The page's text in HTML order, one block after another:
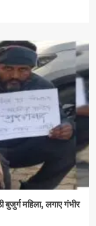
महिला, लगाए गंभीर